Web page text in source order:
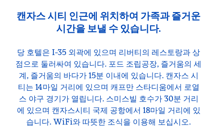
캔자스 시티 인근에 위치하여 가족과 즐거운
시간을 보낼 수 있습니다.
당 호텔은 I-35 외곽에 있으며 리버티의 레스토랑과 상
점으로 둘러싸여 있습니다. 포드 조립공장, 즐거움의 세
계, 즐거움의 바다가 15분 이내에 있습니다. 캔자스 시
티는 14마일 거리에 있으며 캐프만 스타디움에서 로열
스 야구 경기가 열립니다. 스미스빌 호수가 30분 거리
에 있으며 캔자스시티 국제 공항에서 18마일 거리에 있
습니다. WiFi와 따뜻한 조식을 이용해 보십시오.